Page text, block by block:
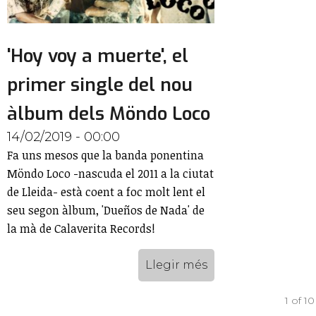
'Hoy voy a muerte', el
primer single del nou
àlbum dels Möndo Loco
14/02/2019 - 00:00
Fa uns mesos que la banda ponentina
Möndo Loco -nascuda el 2011 a la ciutat
de Lleida- està coent a foc molt lent el
seu segon àlbum, 'Dueños de Nada' de
la mà de Calaverita Records!
Llegir més
1 of 10